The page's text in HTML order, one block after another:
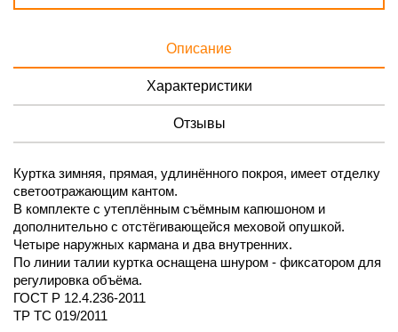
Описание
Характеристики
Отзывы
Куртка зимняя, прямая, удлинённого покроя, имеет отделку
светоотражающим кантом.
В комплекте с утеплённым съёмным капюшоном и
дополнительно с отстёгивающейся меховой опушкой.
Четыре наружных кармана и два внутренних.
По линии талии куртка оснащена шнуром - фиксатором для
регулировка объёма.
ГОСТ Р 12.4.236-2011
ТР ТС 019/2011